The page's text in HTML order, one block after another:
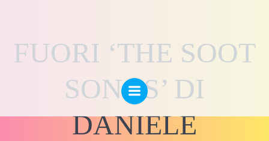
FUORI ‘THE SOOT
SONGS’ DI
DANIELE